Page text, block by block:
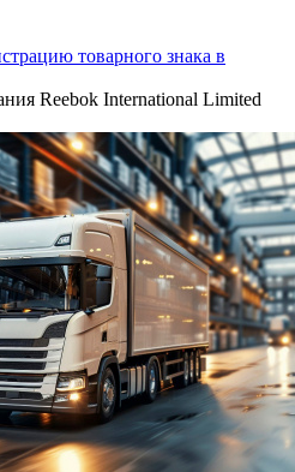
товарного знака в
Reebok International Limited